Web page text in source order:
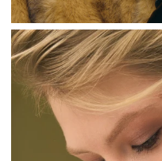
Серебряное
разомкнутое кольцо с
фианитами двух цветов
белый и параиба
11 830 ₽
-30%
-30%